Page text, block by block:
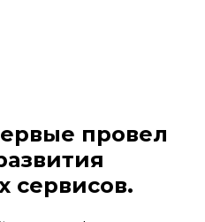
провел
сервисов.